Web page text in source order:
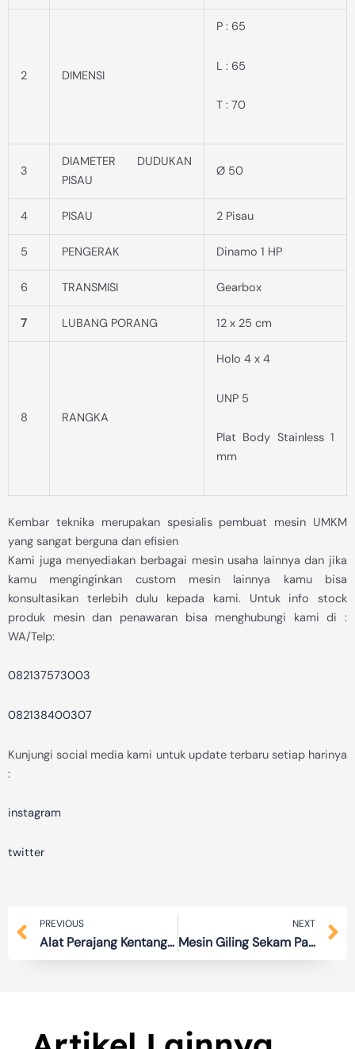
2 DIMENSI
P : 65
L : 65
T : 70
3
DIAMETER DUDUKAN
PISAU
Ø 50
4 PISAU 2 Pisau
5 PENGERAK Dinamo 1 HP
6 TRANSMISI Gearbox
7 LUBANG PORANG 12 x 25 cm
8 RANGKA
Holo 4 x 4
UNP 5
Plat Body Stainless 1
mm
Kembar teknika merupakan spesialis pembuat mesin UMKM
yang sangat berguna dan efisien
Kami juga menyediakan berbagai mesin usaha lainnya dan jika
kamu menginginkan custom mesin lainnya kamu bisa
konsultasikan terlebih dulu kepada kami. Untuk info stock
produk mesin dan penawaran bisa menghubungi kami di :
WA/Telp:
082137573003
082138400307
Kunjungi social media kami untuk update terbaru setiap harinya
:
instagram
twitter
Prev
PREVIOUS
Alat Perajang Kentang Serba Bisa Harga Terjangkau
NEXT
Mesin Giling Sekam Padi jadi Dedak Langsung Produsen